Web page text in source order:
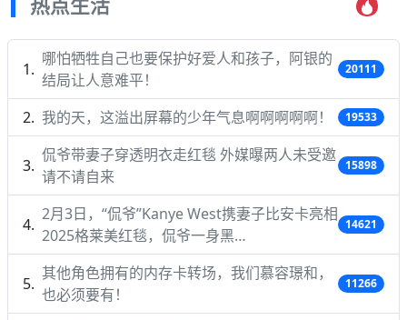
哪怕牺牲自己也要保护好爱人和孩子，阿银的
结局让人意难平！
20111
我的天，这溢出屏幕的少年气息啊啊啊啊啊！ 19533
侃爷带妻子穿透明衣走红毯 外媒曝两人未受邀
请不请自来
15898
2月3日，“侃爷”Kanye West携妻子比安卡亮相
2025格莱美红毯，侃爷一身黑…
14621
其他角色拥有的内存卡转场，我们慕容璟和，
也必须要有！
11266